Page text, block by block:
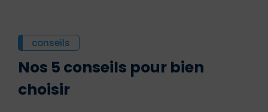
conseils
Nos 5 conseils pour bien
choisir